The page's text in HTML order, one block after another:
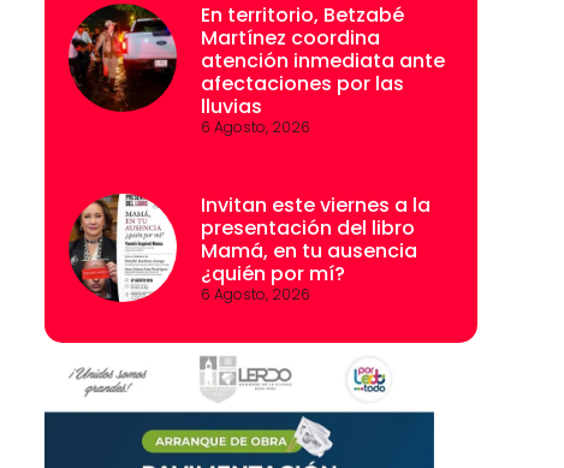
En territorio, Betzabé
Martínez coordina
atención inmediata ante
afectaciones por las
lluvias
6 Agosto, 2026
Invitan este viernes a la
presentación del libro
Mamá, en tu ausencia
¿quién por mí?
6 Agosto, 2026